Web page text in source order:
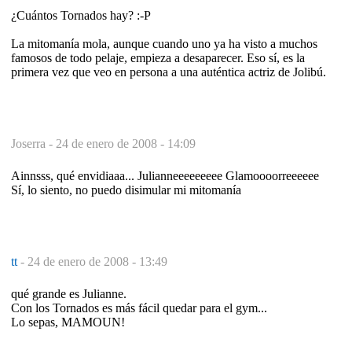
¿Cuántos Tornados hay? :-P
La mitomanía mola, aunque cuando uno ya ha visto a muchos
famosos de todo pelaje, empieza a desaparecer. Eso sí, es la
primera vez que veo en persona a una auténtica actriz de Jolibú.
Joserra - 24 de enero de 2008 - 14:09
Ainnsss, qué envidiaaa... Julianneeeeeeeee Glamoooorreeeeee
Sí, lo siento, no puedo disimular mi mitomanía
tt - 24 de enero de 2008 - 13:49
qué grande es Julianne.
Con los Tornados es más fácil quedar para el gym...
Lo sepas, MAMOUN!